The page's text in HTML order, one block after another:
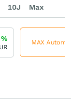
10J Max
% MAX